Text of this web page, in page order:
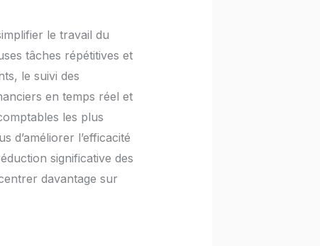
le travail du
tâches répétitives et
le suivi des
en temps réel et
les plus
d’améliorer l’efficacité
significative des
davantage sur